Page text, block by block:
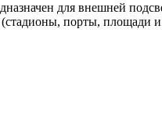
для внешней
порты, площади и